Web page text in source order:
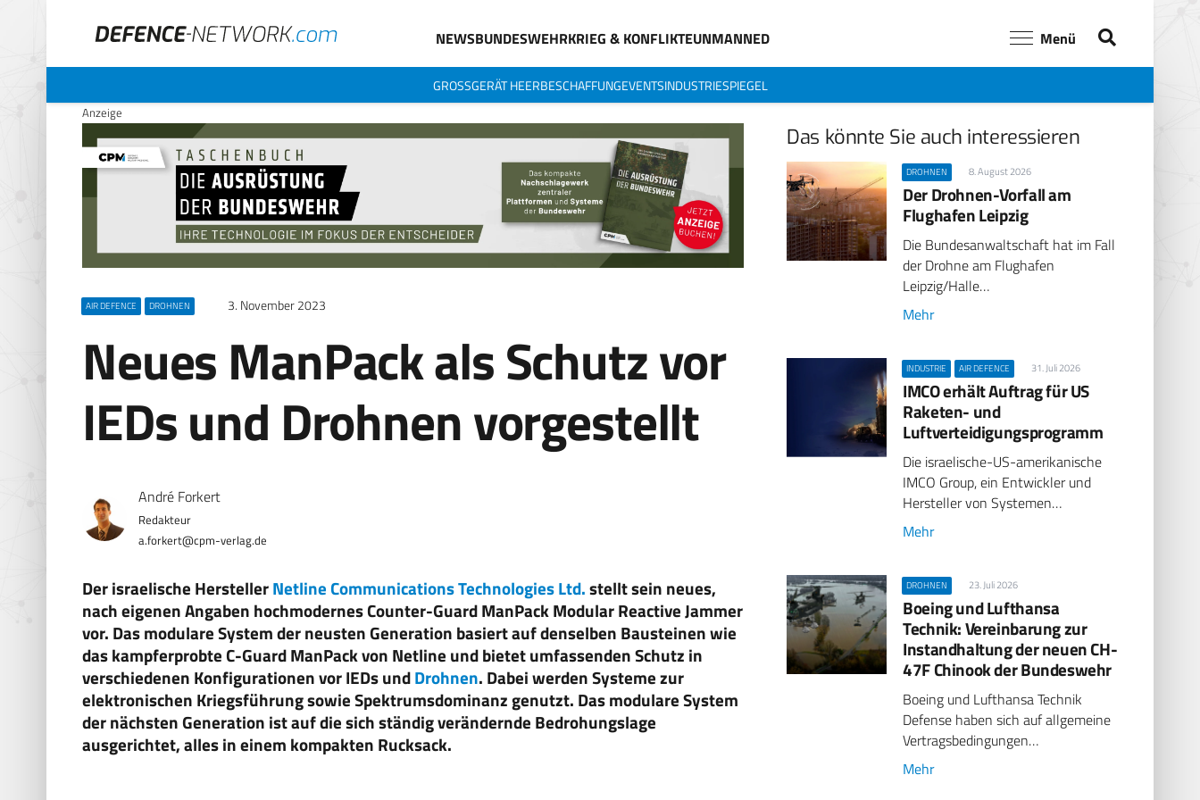
NEWSBUNDESWEHRKRIEG & KONFLIKTEUNMANNED Menü
GROSSGERÄT HEERBESCHAFFUNGEVENTSINDUSTRIESPIEGEL
Anzeige
AIR DEFENCE DROHNEN 3. November 2023
Neues ManPack als Schutz vor
IEDs und Drohnen vorgestellt
André Forkert
Redakteur
a.forkert@cpm-verlag.de
Der israelische HerstellerNetline Communications Technologies Ltd.stellt sein neues,
nach eigenen Angaben hochmodernes Counter-Guard ManPack Modular Reactive Jammer
vor. Das modulare System der neusten Generation basiert auf denselben Bausteinen wie
das kampferprobte C-Guard ManPack von Netline und bietet umfassenden Schutz in
verschiedenen Konfigurationen vor IEDs undDrohnen. Dabei werden Systeme zur
elektronischen Kriegsführung sowie Spektrumsdominanz genutzt. Das modulare System
der nächsten Generation ist auf die sich ständig verändernde Bedrohungslage
ausgerichtet, alles in einem kompakten Rucksack.
Das könnte Sie auch interessieren
DROHNEN 8. August 2026
Der Drohnen-Vorfall am
Flughafen Leipzig
Die Bundesanwaltschaft hat im Fall
der Drohne am Flughafen
Leipzig/Halle…
Mehr
INDUSTRIE AIR DEFENCE 31. Juli 2026
IMCO erhält Auftrag für US
Raketen- und
Luftverteidigungsprogramm
Die israelische-US-amerikanische
IMCO Group, ein Entwickler und
Hersteller von Systemen…
Mehr
DROHNEN 23. Juli 2026
Boeing und Lufthansa
Technik: Vereinbarung zur
Instandhaltung der neuen CH-
47F Chinook der Bundeswehr
Boeing und Lufthansa Technik
Defense haben sich auf allgemeine
Vertragsbedingungen…
Mehr